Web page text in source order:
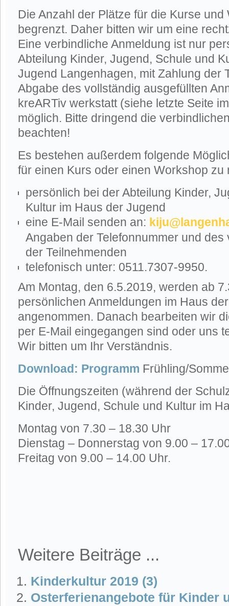
Die Anzahl der Plätze für die Kurse und
begrenzt. Daher bitten wir um eine
Eine verbindliche Anmeldung ist nur
Abteilung Kinder, Jugend, Schule und
Jugend Langenhagen, mit Zahlung der
Abgabe des vollständig ausgefüllten
kreARTiv werkstatt (siehe letzte Seite
möglich. Bitte dringend die
beachten!
Es bestehen außerdem folgende
für einen Kurs oder einen Workshop zu
persönlich bei der Abteilung Kinder,
Kultur im Haus der Jugend
eine E-Mail senden an:
Angaben der Telefonnummer und
der Teilnehmenden
telefonisch unter: 0511.7307-9950.
Am Montag, den 6.5.2019, werden ab
persönlichen Anmeldungen im Haus
angenommen. Danach bearbeiten wir
per E-Mail eingegangen sind oder uns
Wir bitten um Ihr Verständnis.
Download: Programm Frühling/
Die Öffnungszeiten (während der
Kinder, Jugend, Schule und Kultur im
Montag von 7.30 – 18.30 Uhr
Dienstag – Donnerstag von 9.00 –
Freitag von 9.00 – 14.00 Uhr.
Weitere Beiträge ...
Kinderkultur 2019 (3)
Osterferienangebote für Kinder